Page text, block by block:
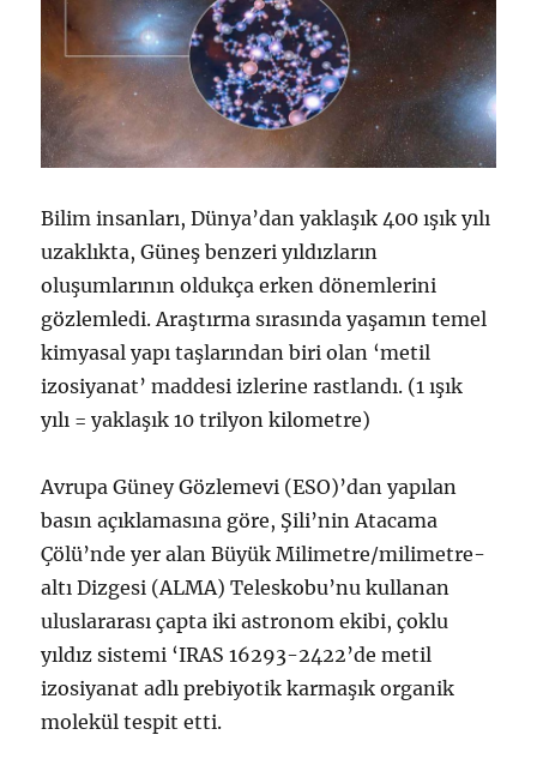
Bilim insanları, Dünya’dan yaklaşık 400 ışık yılı
uzaklıkta, Güneş benzeri yıldızların
oluşumlarının oldukça erken dönemlerini
gözlemledi. Araştırma sırasında yaşamın temel
kimyasal yapı taşlarından biri olan ‘metil
izosiyanat’ maddesi izlerine rastlandı. (1 ışık
yılı = yaklaşık 10 trilyon kilometre)
Avrupa Güney Gözlemevi (ESO)’dan yapılan
basın açıklamasına göre, Şili’nin Atacama
Çölü’nde yer alan Büyük Milimetre/milimetre-
altı Dizgesi (ALMA) Teleskobu’nu kullanan
uluslararası çapta iki astronom ekibi, çoklu
yıldız sistemi ‘IRAS 16293-2422’de metil
izosiyanat adlı prebiyotik karmaşık organik
molekül tespit etti.